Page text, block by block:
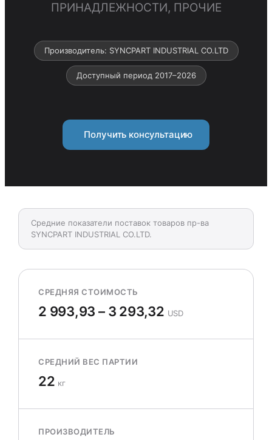
ПРИНАДЛЕЖНОСТИ, ПРОЧИЕ
Производитель: SYNCPART INDUSTRIAL CO.LTD
Доступный период 2017–2026
Получить консультацию
Средние показатели поставок товаров пр-ва
SYNCPART INDUSTRIAL CO.LTD.
СРЕДНЯЯ СТОИМОСТЬ
2 993,93 – 3 293,32 USD
СРЕДНИЙ ВЕС ПАРТИИ
22 кг
ПРОИЗВОДИТЕЛЬ